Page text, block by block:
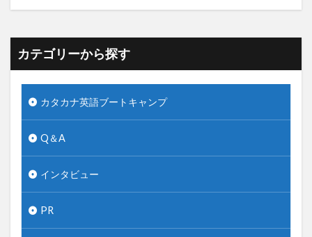
カテゴリーから探す
カタカナ英語ブートキャンプ
Q＆A
インタビュー
PR